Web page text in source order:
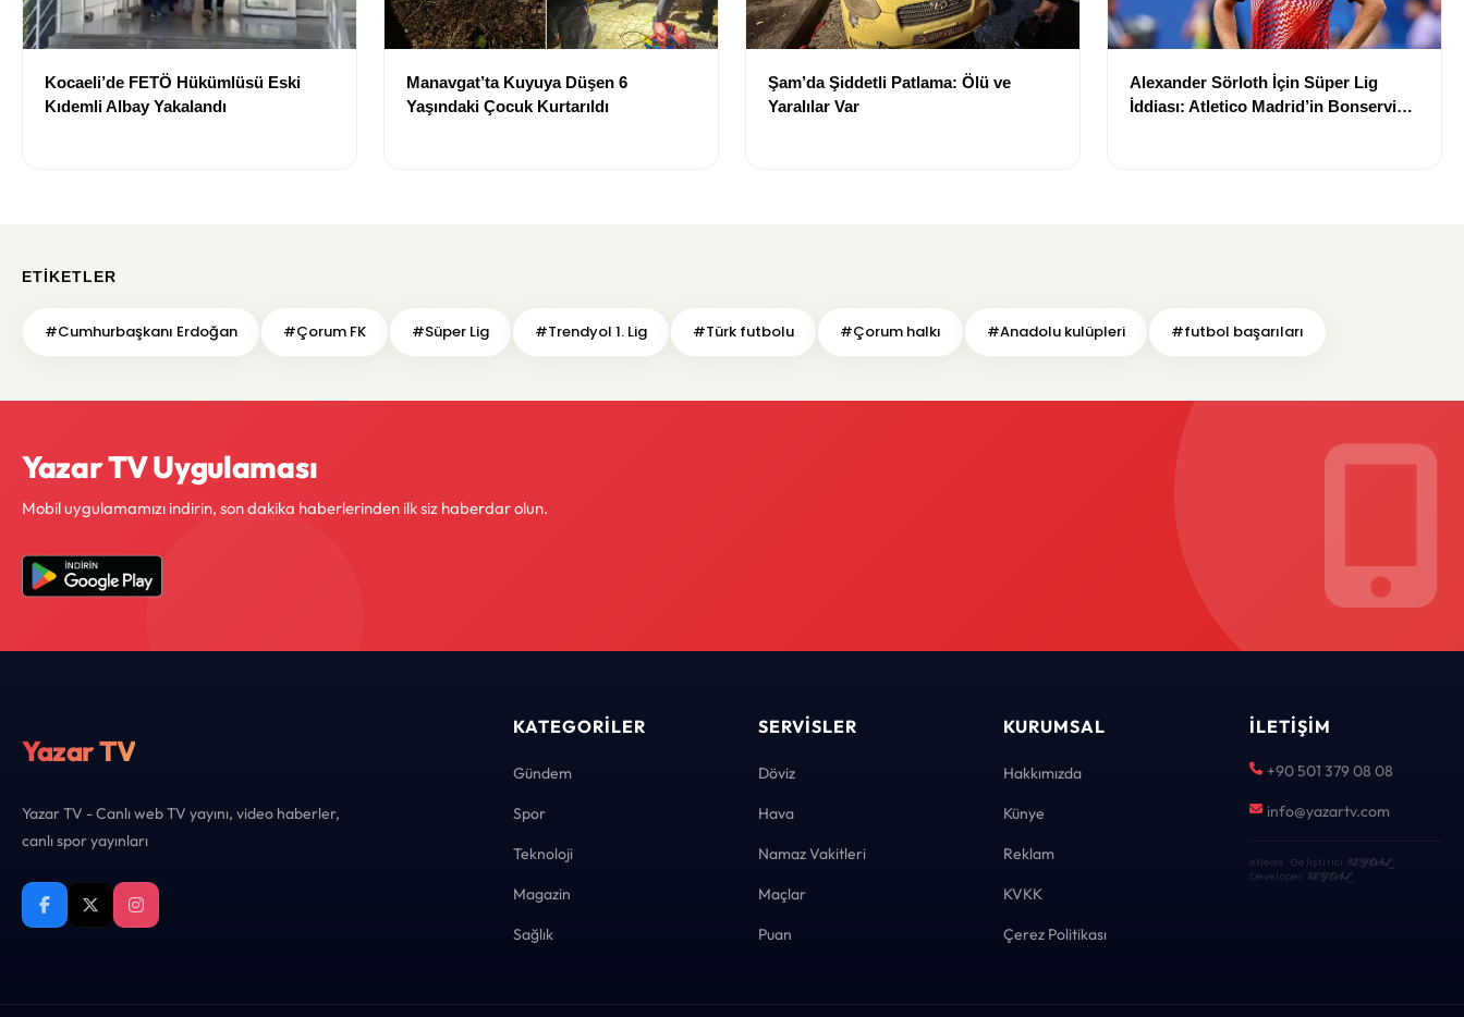
Kocaeli’de FETÖ Hükümlüsü Eski
Kıdemli Albay Yakalandı
Manavgat’ta Kuyuya Düşen 6
Yaşındaki Çocuk Kurtarıldı
Şam’da Şiddetli Patlama: Ölü ve
Yaralılar Var
Alexander Sörloth İçin Süper Lig
İddiası: Atletico Madrid’in Bonservis
ETIKETLER
#Cumhurbaşkanı Erdoğan #Çorum FK #Süper Lig #Trendyol 1. Lig #Türk futbolu #Çorum halkı #Anadolu kulüpleri #futbol başarıları
Yazar TV Uygulaması
Mobil uygulamamızı indirin, son dakika haberlerinden ilk siz haberdar olun.
Yazar TV
Yazar TV - Canlı web TV yayını, video haberler,
canlı spor yayınları
KATEGORILER
Gündem
Spor
Teknoloji
Magazin
Sağlık
SERVISLER
Döviz
Hava
Namaz Vakitleri
Maçlar
Puan
KURUMSAL
Hakkımızda
Künye
Reklam
KVKK
Çerez Politikası
İLETIŞIM
+90 501 379 08 08
info@yazartv.com
eNews · Geliştirici KEYDAL·
Developer KEYDAL